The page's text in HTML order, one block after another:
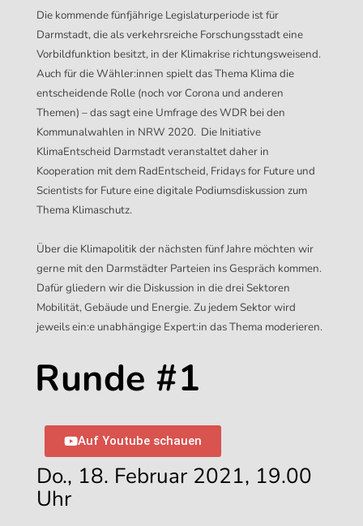
Die kommende fünfjährige Legislaturperiode ist für
Darmstadt, die als verkehrsreiche Forschungsstadt eine
Vorbildfunktion besitzt, in der Klimakrise richtungsweisend.
Auch für die Wähler:innen spielt das Thema Klima die
entscheidende Rolle (noch vor Corona und anderen
Themen) – das sagt eine Umfrage des WDR bei den
Kommunalwahlen in NRW 2020. Die Initiative
KlimaEntscheid Darmstadt veranstaltetdaher in
Kooperation mit dem RadEntscheid, Fridays for Future und
Scientists for Future eine digitale Podiumsdiskussion zum
Thema Klimaschutz.
Über die Klimapolitik der nächsten fünf Jahre möchten wir
gerne mit den Darmstädter Parteien ins Gespräch kommen.
Dafür gliedern wir die Diskussion in die drei Sektoren
Mobilität, Gebäude und Energie. Zu jedem Sektor wird
jeweils ein:e unabhängige Expert:in dasThema moderieren.
Runde #1
Auf Youtube schauen
Do., 18. Februar 2021, 19.00
Uhr